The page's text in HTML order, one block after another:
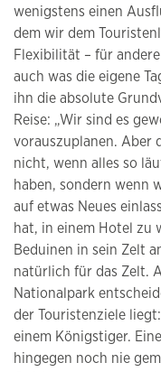
wenigstens einen
dem wir dem
Flexibilität – für
auch was die eigene
ihn die absolute
Reise: „Wir sind es
vorauszuplanen. Aber
nicht, wenn alles so
haben, sondern wenn
auf etwas Neues
hat, in einem Hotel zu
Beduinen in sein Zelt
natürlich für das Zelt.
Nationalpark
der Touristenziele
einem Königstiger.
hingegen noch nie